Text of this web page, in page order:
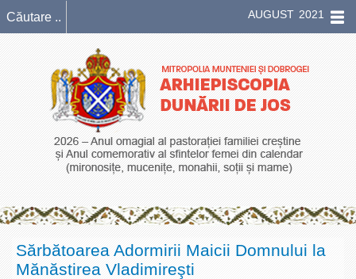
AUGUST 2021
Sărbătoarea Adormirii Maicii Domnului la
Mănăstirea Vladimireşti